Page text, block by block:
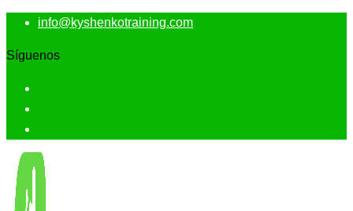
info@kyshenkotraining.com
Síguenos